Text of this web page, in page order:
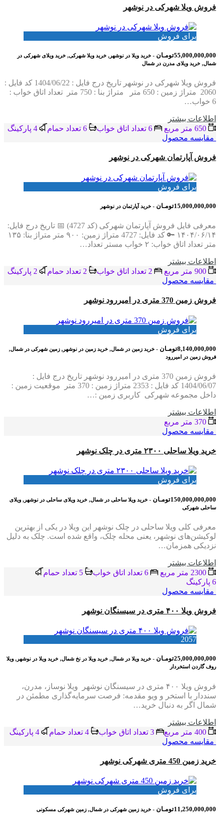
فروش ویلا شهرکی در نوشهر
برای فروش
55,000,000,000تومـان
- خرید ویلا در نوشهر, خرید ویلا شهرکی, خرید ویلای شهرکی در
شمال, خرید ویلای مدرن در شمال
فروش ویلا شهرکی در نوشهر تاریخ درج فایل : 1404/06/22 کد فایل :
2060 متراژ زمین : 650 متر متراژ بنا : 750 متر تعداد اتاق خواب :
6 خواب…
اطلاعات بيشتر
مقایسه محصول
فروش آپارتمان شهرکی در نوشهر
برای فروش
15,000,000,000تومـان - خرید آپارتمان در نوشهر
معرفی فایل فروش آپارتمان شهرکی (کد 4727) 📅 تاریخ درج فایل:
۱۴۰۴/۰۶/۱۴ 🔑 کد فایل: 4727 متراژ زمین: ۹۰۰ متر متراژ بنا: ۱۳۵
متر تعداد اتاق خواب: ۲ خواب مستر تعداد…
اطلاعات بيشتر
مقایسه محصول
فروش زمین 370 متری در امیررود نوشهر
برای فروش
8,140,000,000تومـان
- خرید زمین در شمال, خرید زمین در نوشهر, زمین شهرکی در شمال,
فروش زمین در امیررود
فروش زمین 370 متری در امیررود نوشهر تاریخ درج فایل :
1404/06/07 کد فایل : 2353 متراژ زمین : 370 متر موقعیت زمین :
داخل مجموعه شهرکی کاربری زمین :…
اطلاعات بيشتر
مقایسه محصول
خرید ویلا ساحلی ۲۳۰۰ متری در چلک نوشهر
برای فروش
150,000,000,000تومـان
- خرید ویلا ساحلی در شمال, خرید ویلای ساحلی در نوشهر, ویلای
ساحلی شهرکی
معرفی کلی ویلا ساحلی در چلک نوشهر این ویلا در یکی از بهترین
لوکیشن‌های نوشهر، یعنی محله چلک، واقع شده است. چلک به دلیل
نزدیکی همزمان…
اطلاعات بيشتر
6 پاركينگ
مقایسه محصول
فروش ویلا ۴۰۰ متری در سیسنگان نوشهر
2057
25,000,000,000تومـان
- خرید ویلا در شمال, خرید ویلا در نخ شمال, خرید ویلا در نوشهر, ویلا
روف گاردن استخردار
فروش ویلا ۴۰۰ متری در سیسنگان نوشهر ویلا نوساز، مدرن،
سنددار با استخر و ویو مقدمه: فرصت سرمایه‌گذاری مطمئن در
شمال اگر به دنبال خرید…
اطلاعات بيشتر
مقایسه محصول
خرید زمین 450 متری شهرکی نوشهر
برای فروش
11,250,000,000تومـان - خرید زمین شهرکی در شمال, زمین شهرکی مسکونی